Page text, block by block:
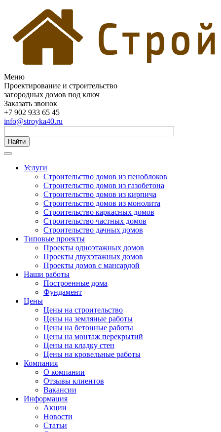
Меню
Проектирование и строительство
загородных домов под ключ
Заказать звонок
+7 902 933 65 45
info@stroyka40.ru
Найти
Услуги
Строительство домов из пеноблоков
Строительство домов из газобетона
Строительство домов из кирпича
Строительство домов из монолита
Строительство каркасных домов
Строительство частных домов
Строительство дачных домов
Типовые проекты
Проекты одноэтажных домов
Проекты двухэтажных домов
Проекты домов с мансардой
Наши работы
Построенные дома
Фундамент
Цены
Цены на строительство
Цены на земляные работы
Цены на бетонные работы
Цены на монтаж перекрытий
Цены на кладку стен
Цены на кровельные работы
Компания
О компании
Отзывы клиентов
Вакансии
Информация
Акции
Новости
Статьи